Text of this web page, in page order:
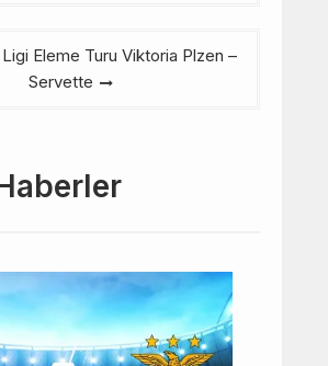
Eleme Turu Viktoria Plzen –
Servette